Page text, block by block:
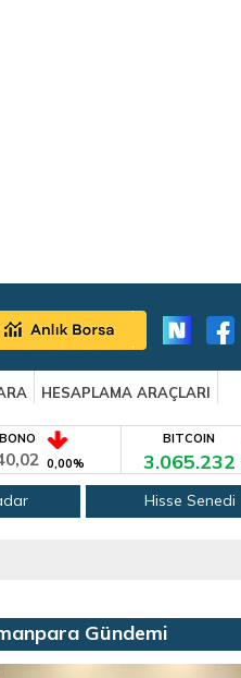
HESAPLAMA ARAÇLARI
BONO
0,00%
BITCOIN
3.065.232
Hisse Senedi
Gündemi